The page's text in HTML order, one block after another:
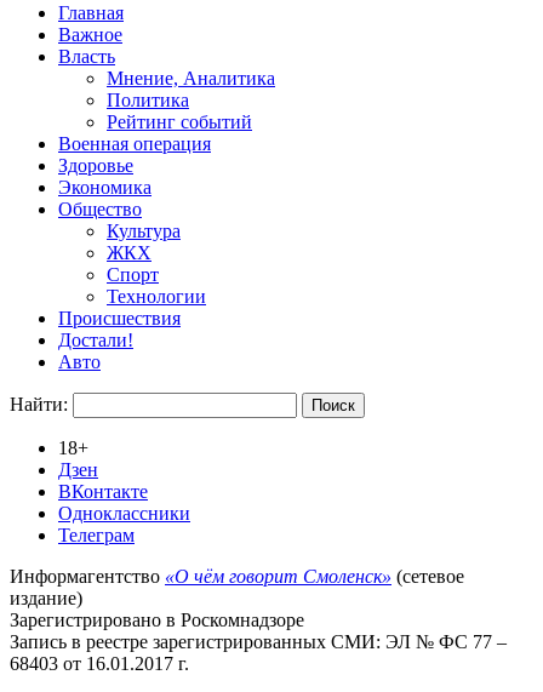
Главная
Важное
Власть
Мнение, Аналитика
Политика
Рейтинг событий
Военная операция
Здоровье
Экономика
Общество
Культура
ЖКХ
Спорт
Технологии
Происшествия
Достали!
Авто
Найти:
18+
Дзен
ВКонтакте
Одноклассники
Телеграм
Информагентство «О чём говорит Смоленск» (сетевое
издание)
Зарегистрировано в Роскомнадзоре
Запись в реестре зарегистрированных СМИ: ЭЛ № ФС 77 –
68403 от 16.01.2017 г.